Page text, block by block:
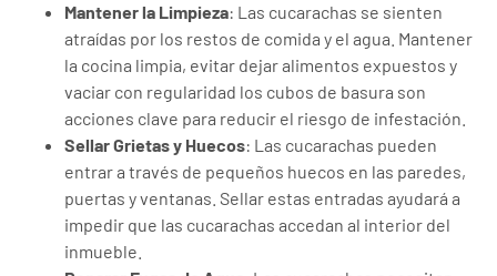
Mantener la Limpieza: Las cucarachas se sienten
atraídas por los restos de comida y el agua. Mantener
la cocina limpia, evitar dejar alimentos expuestos y
vaciar con regularidad los cubos de basura son
acciones clave para reducir el riesgo de infestación.
Sellar Grietas y Huecos: Las cucarachas pueden
entrar a través de pequeños huecos en las paredes,
puertas y ventanas. Sellar estas entradas ayudará a
impedir que las cucarachas accedan al interior del
inmueble.